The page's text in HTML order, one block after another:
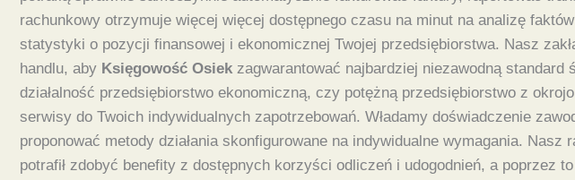
rachunkowy otrzymuje więcej więcej dostępnego czasu na minut na analizę
statystyki o pozycji finansowej i ekonomicznej Twojej przedsiębiorstwa. Nasz
handlu, aby Księgowość Osiek zagwarantować najbardziej niezawodną
działalność przedsiębiorstwo ekonomiczną, czy potężną przedsiębiorstwo z
serwisy do Twoich indywidualnych zapotrzebowań. Władamy doświadczenie
proponować metody działania skonfigurowane na indywidualne wymagania.
potrafił zdobyć benefity z dostępnych korzyści odliczeń i udogodnień, a